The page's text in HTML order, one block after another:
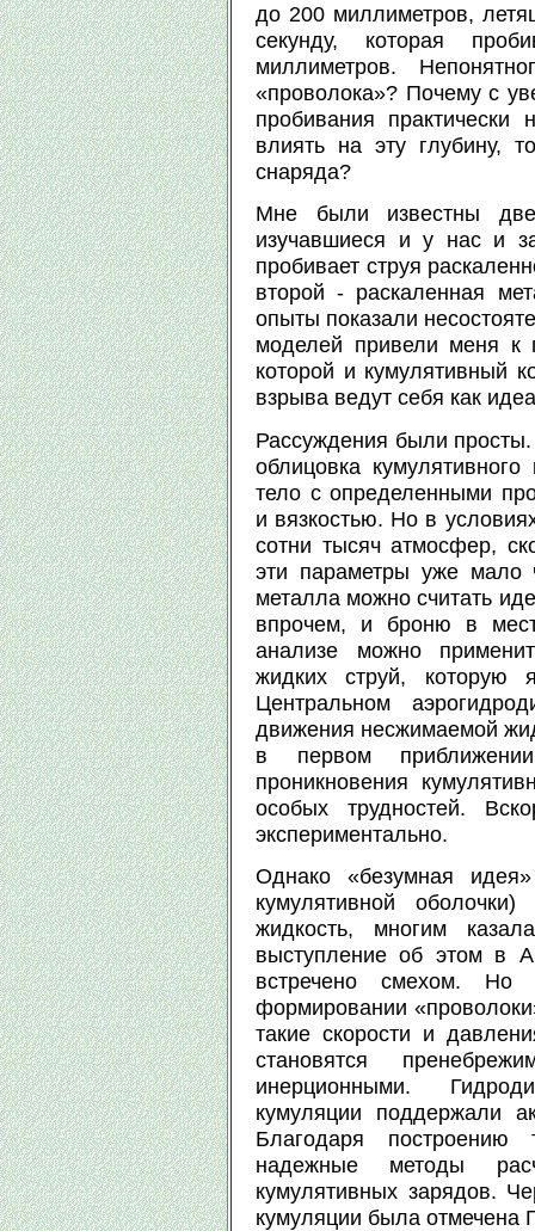
до 200 миллиметров,
секунду, которая
миллиметров.
«проволока»? Почему с
пробивания
влиять на эту глубину,
снаряда?
Мне были известны две
изучавшиеся и у нас и
пробивает струя
второй - раскаленная
опыты показали
моделей привели меня к
которой и кумулятивный
взрыва ведут себя как
Рассуждения были
облицовка
тело с определенными
и вязкостью. Но в
сотни тысяч атмосфер,
эти параметры уже мало
металла можно считать
впрочем, и броню в
анализе можно
жидких струй,
Центральном
движения несжимаемой
в первом
проникновения
особых трудностей.
экспериментально.
Однако «безумная
кумулятивной
жидкость, многим
выступление об этом в
встречено смехом. Но
формировании
такие скорости и
становятся
инерционными.
кумуляции поддержали
Благодаря
надежные методы
кумулятивных зарядов.
кумуляции была отмечена